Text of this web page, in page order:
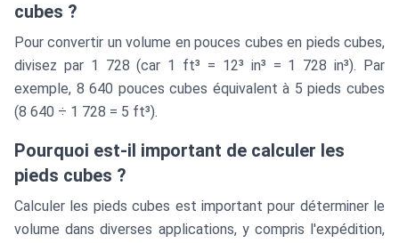
cubes ?
Pour convertir un volume en pouces cubes en pieds cubes,
divisez par 1 728 (car 1 ft³ = 12³ in³ = 1 728 in³). Par
exemple, 8 640 pouces cubes équivalent à 5 pieds cubes
(8 640 ÷ 1 728 = 5 ft³).
Pourquoi est-il important de calculer les
pieds cubes ?
Calculer les pieds cubes est important pour déterminer le
volume dans diverses applications, y compris l'expédition,